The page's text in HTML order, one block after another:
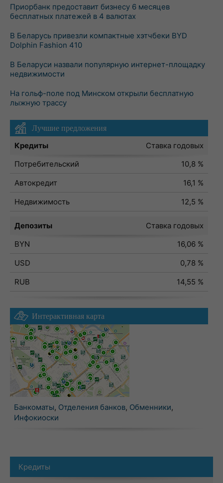
Приорбанк предоставит бизнесу 6 месяцев
бесплатных платежей в 4 валютах
В Беларусь привезли компактные хэтчбеки BYD
Dolphin Fashion 410
В Беларуси назвали популярную интернет-площадку
недвижимости
На гольф-поле под Минском открыли бесплатную
лыжную трассу
Лучшие предложения
Кредиты
Ставка годовых
Потребительский
10,8 %
Автокредит
16,1 %
Недвижимость
12,5 %
Депозиты
Ставка годовых
BYN
16,06 %
USD
0,78 %
RUB
14,55 %
Интерактивная карта
Банкоматы, Отделения банков, Обменники,
Инфокиоски
Кредиты